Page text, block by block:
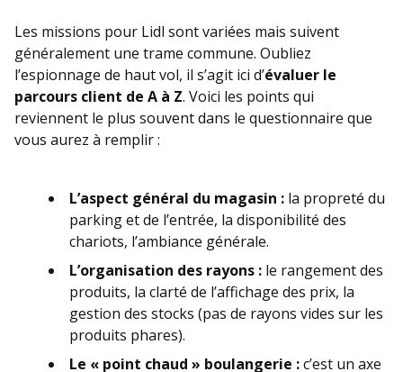
Les missions pour Lidl sont variées mais suivent
généralement une trame commune. Oubliez
l’espionnage de haut vol, il s’agit ici d’évaluer le
parcours client de A à Z. Voici les points qui
reviennent le plus souvent dans le questionnaire que
vous aurez à remplir :
L’aspect général du magasin : la propreté du
parking et de l’entrée, la disponibilité des
chariots, l’ambiance générale.
L’organisation des rayons : le rangement des
produits, la clarté de l’affichage des prix, la
gestion des stocks (pas de rayons vides sur les
produits phares).
Le « point chaud » boulangerie :c’est un axe